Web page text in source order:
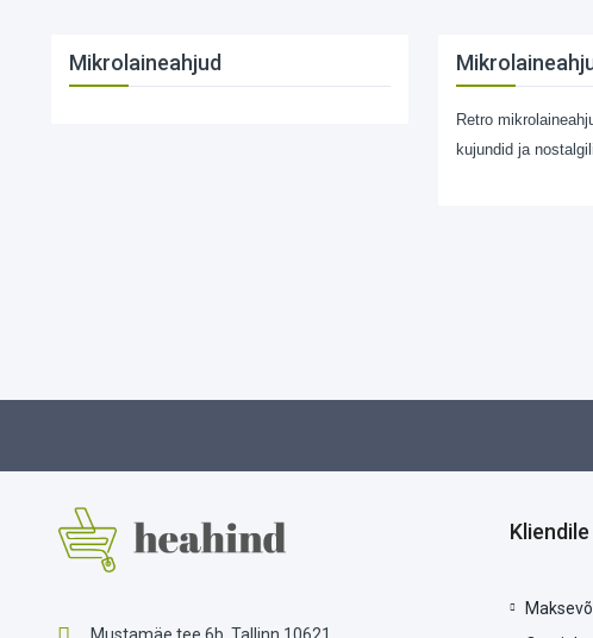
Mikrolaineahjud
Retro
kujundid ja
Kliendile